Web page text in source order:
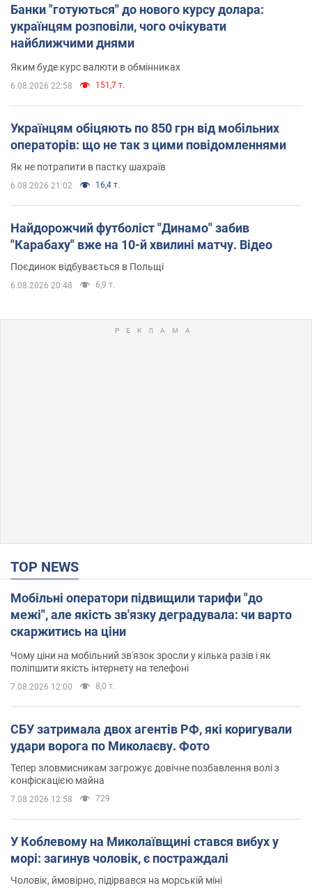
Банки "готуються" до нового курсу долара:
українцям розповіли, чого очікувати
найближчими днями
Яким буде курс валюти в обмінниках
6.08.2026 22:58 151,7 т.
Українцям обіцяють по 850 грн від мобільних
операторів: що не так з цими повідомленнями
Як не потрапити в пастку шахраїв
6.08.2026 21:02 16,4 т.
Найдорожчий футболіст "Динамо" забив
"Карабаху" вже на 10-й хвилині матчу. Відео
Поєдинок відбувається в Польщі
6.08.2026 20:48 6,9 т.
TOP NEWS
Мобільні оператори підвищили тарифи "до
межі", але якість зв'язку деградувала: чи варто
скаржитись на ціни
Чому ціни на мобільний зв'язок зросли у кілька разів і як
поліпшити якість інтернету на телефоні
7.08.2026 12:00 8,0 т.
СБУ затримала двох агентів РФ, які коригували
удари ворога по Миколаєву. Фото
Тепер зловмисникам загрожує довічне позбавлення волі з
конфіскацією майна
7.08.2026 12:58 729
У Коблевому на Миколаївщині стався вибух у
морі: загинув чоловік, є постраждалі
Чоловік, ймовірно, підірвався на морській міні